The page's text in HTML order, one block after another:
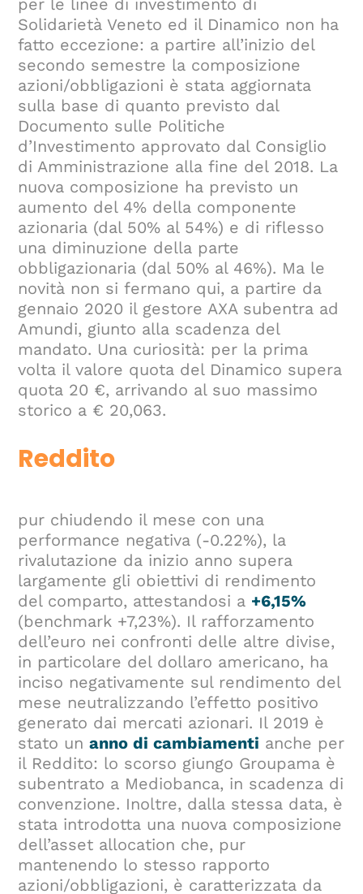
per le linee di investimento di
Solidarietà Veneto ed il Dinamico non ha
fatto eccezione: a partire all’inizio del
secondo semestre la composizione
azioni/obbligazioni è stata aggiornata
sulla base di quanto previsto dal
Documento sulle Politiche
d’Investimento approvato dal Consiglio
di Amministrazione alla fine del 2018. La
nuova composizione ha previsto un
aumento del 4% della componente
azionaria (dal 50% al 54%) e di riflesso
una diminuzione della parte
obbligazionaria (dal 50% al 46%). Ma le
novità non si fermano qui, a partire da
gennaio 2020 il gestore AXA subentra ad
Amundi, giunto alla scadenza del
mandato. Una curiosità: per la prima
volta il valore quota del Dinamico supera
quota 20 €, arrivando al suo massimo
storico a € 20,063.
Reddito
pur chiudendo il mese con una
performance negativa (-0.22%), la
rivalutazione da inizio anno supera
largamente gli obiettivi di rendimento
del comparto, attestandosi a +6,15%
(benchmark +7,23%). Il rafforzamento
dell’euro nei confronti delle altre divise,
in particolare del dollaro americano, ha
inciso negativamente sul rendimento del
mese neutralizzando l’effetto positivo
generato dai mercati azionari. Il 2019 è
stato unanno di cambiamenti anche per
il Reddito: lo scorso giungo Groupama è
subentrato a Mediobanca, in scadenza di
convenzione. Inoltre, dalla stessa data, è
stata introdotta una nuova composizione
dell’asset allocation che, pur
mantenendo lo stesso rapporto
azioni/obbligazioni, è caratterizzata da